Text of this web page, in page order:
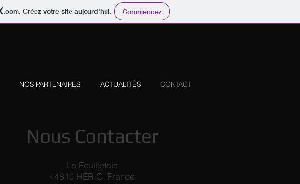
.com. Créez votre site aujourd'hui. Commencez
NOS PARTENAIRES ACTUALITÉS CONTACT
Nous Contacter
La Feuilletais
44810 HÉRIC, France